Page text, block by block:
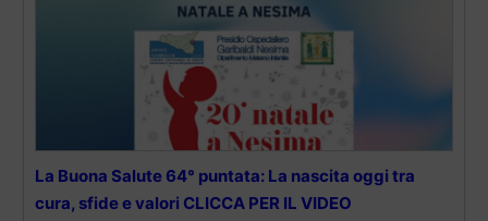
La Buona Salute 64° puntata: La nascita oggi tra
cura, sfide e valori CLICCA PER IL VIDEO